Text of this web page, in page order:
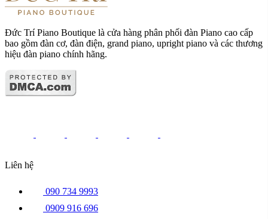
Đức Trí Piano Boutique là cửa hàng phân phối đàn Piano cao cấp
bao gồm đàn cơ, đàn điện, grand piano, upright piano và các thương
hiệu đàn piano chính hãng.
Liên hệ
090 734 9993
0909 916 696